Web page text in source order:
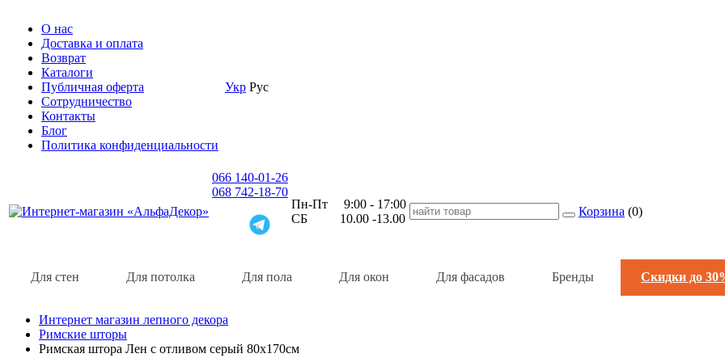
О нас
Доставка и оплата
Возврат
Каталоги
Публичная оферта
Сотрудничество
Контакты
Блог
Политика конфиденциальности
Укр Рус
066 140-01-26
068 742-18-70
Пн-Пт 9:00 - 17:00
СБ 10.00 -13.00
Корзина (0)
Для стен Для потолка Для пола Для окон Для фасадов Бренды Скидки до
Интернет магазин лепного декора
Римские шторы
Римская штора Лен с отливом серый 80х170см